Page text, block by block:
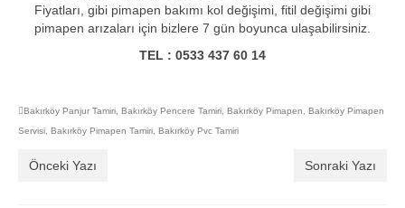
Fiyatları, gibi pimapen bakımı kol değişimi, fitil değişimi gibi
pimapen arızaları için bizlere 7 gün boyunca ulaşabilirsiniz.
TEL : 0533 437 60 14
Bakırköy Panjur Tamiri Bakırköy Pencere Tamiri Bakırköy Pimapen
Bakırköy Pimapen
Servisi Bakırköy Pimapen Tamiri Bakırköy Pvc Tamiri
Önceki Yazı Sonraki Yazı